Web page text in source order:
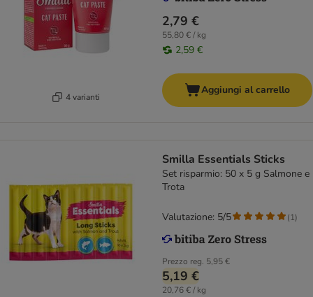
4 varianti
2,79 €
55,80 € / kg
2,59 €
Aggiungi al carrello
Smilla Essentials Sticks
Set risparmio: 50 x 5 g Salmone e
Trota
Prezzo reg. 5,95 €
5,19 €
20,76 € / kg
Valutazione: 5/5 (1)